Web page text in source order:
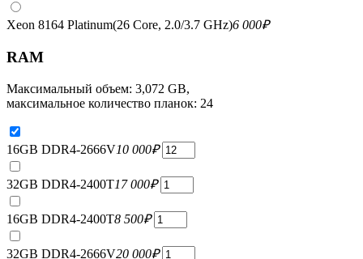
Xeon 8164 Platinum(26 Core, 2.0/3.7 GHz)6 000₽
RAM
Максимальный объем: 3,072 GB,
максимальное количество планок: 24
16GB DDR4-2666V10 000₽
32GB DDR4-2400T17 000₽
16GB DDR4-2400T8 500₽
32GB DDR4-2666V20 000₽